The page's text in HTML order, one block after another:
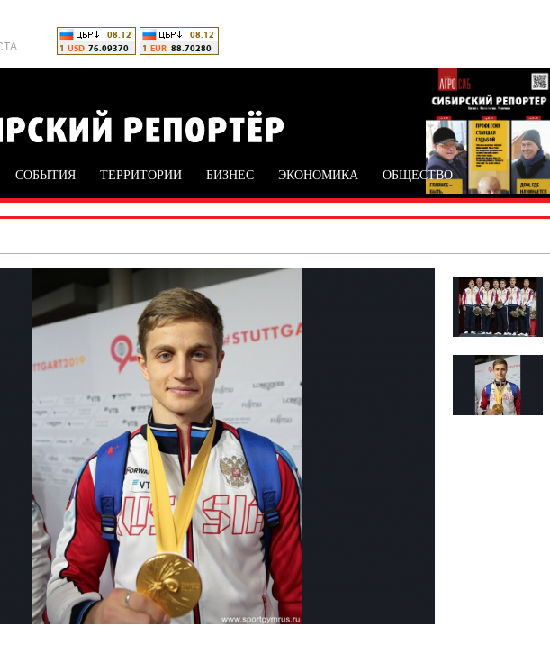
СОБЫТИЯ ТЕРРИТОРИИ БИЗНЕС ЭКОНОМИКА ОБЩЕСТВО